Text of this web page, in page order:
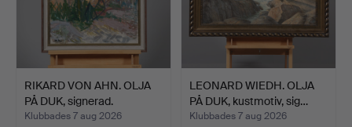
RIKARD VON AHN. OLJA
PÅ DUK, signerad.
Klubbades 7 aug 2026
LEONARD WIEDH. OLJA
PÅ DUK, kustmotiv, sig…
Klubbades 7 aug 2026